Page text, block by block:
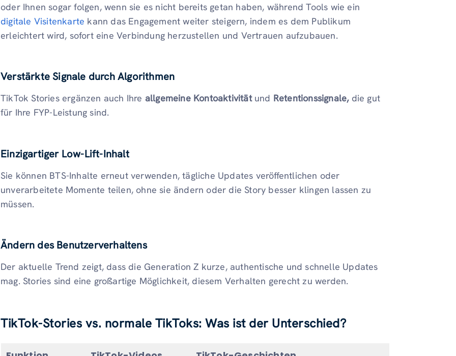
oder Ihnen sogar folgen, wenn sie es nicht bereits getan haben, während Tools wie ein
digitale Visitenkarte kann das Engagement weiter steigern, indem es dem Publikum
erleichtert wird, sofort eine Verbindung herzustellen und Vertrauen aufzubauen.
Verstärkte Signale durch Algorithmen
TikTok Stories ergänzen auch Ihre allgemeine Kontoaktivitätund Retentionssignale,die gut
für Ihre FYP-Leistung sind.
Einzigartiger Low-Lift-Inhalt
Sie können BTS-Inhalte erneut verwenden, tägliche Updates veröffentlichen oder
unverarbeitete Momente teilen, ohne sie ändern oder die Story besser klingen lassen zu
müssen.
Ändern des Benutzerverhaltens
Der aktuelle Trend zeigt, dass die Generation Z kurze, authentische und schnelle Updates
mag. Stories sind eine großartige Möglichkeit, diesem Verhalten gerecht zu werden.
TikTok-Stories vs. normale TikToks: Was ist der Unterschied?